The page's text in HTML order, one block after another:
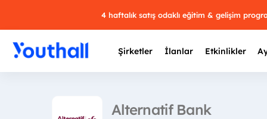
4 haftalık satış odaklı eğitim & gelişim
Şirketler İlanlar Etkinlikler
Alternatif Bank